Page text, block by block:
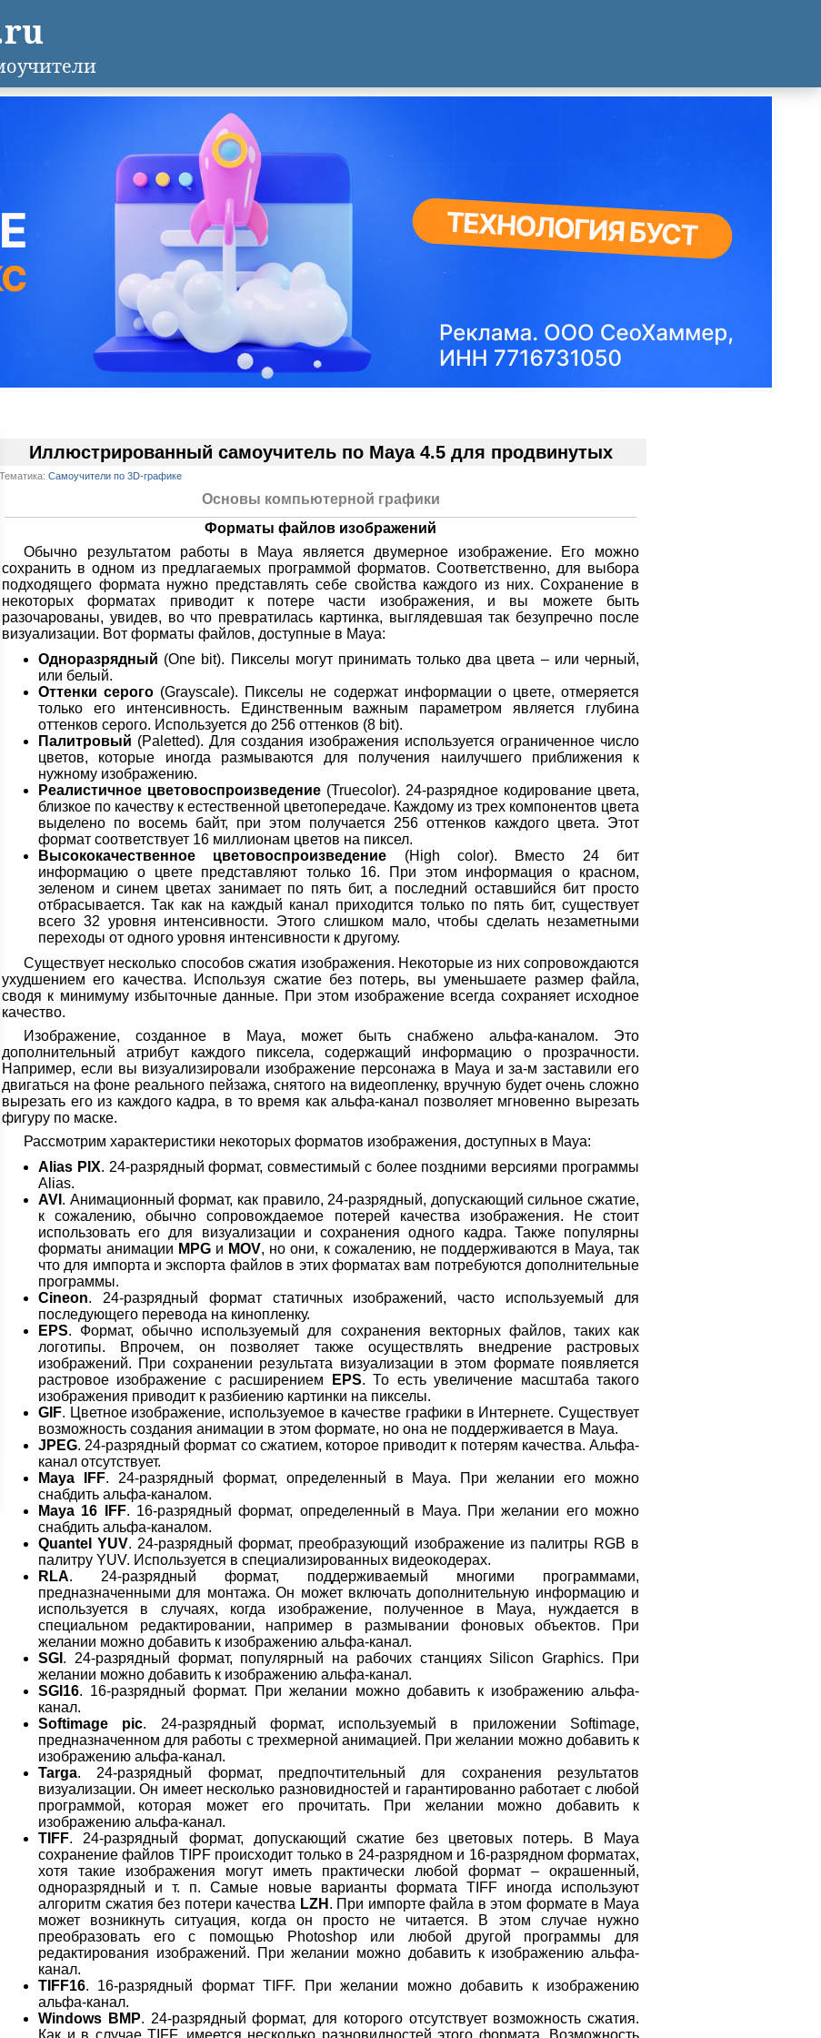
Иллюстрированный самоучитель по Maya 4.5 для продвинутых
Тематика: Самоучители по 3D-графике
Основы компьютерной графики
Форматы файлов изображений
Обычно результатом работы в Maya является двумерное изображение. Его можно
сохранить в одном из предлагаемых программой форматов. Соответственно, для выбора
подходящего формата нужно представлять себе свойства каждого из них. Сохранение в
некоторых форматах приводит к потере части изображения, и вы можете быть
разочарованы, увидев, во что превратилась картинка, выглядевшая так безупречно после
визуализации. Вот форматы файлов, доступные в Maya:
Одноразрядный (One bit). Пикселы могут принимать только два цвета – или черный,
или белый.
Оттенки серого (Grayscale). Пикселы не содержат информации о цвете, отмеряется
только его интенсивность. Единственным важным параметром является глубина
оттенков серого. Используется до 256 оттенков (8 bit).
Палитровый (Paletted). Для создания изображения используется ограниченное число
цветов, которые иногда размываются для получения наилучшего приближения к
нужному изображению.
Реалистичное цветовоспроизведение (Truecolor). 24-разрядное кодирование цвета,
близкое по качеству к естественной цветопередаче. Каждому из трех компонентов цвета
выделено по восемь байт, при этом получается 256 оттенков каждого цвета. Этот
формат соответствует 16 миллионам цветов на пиксел.
Высококачественное цветовоспроизведение (High color). Вместо 24 бит
информацию о цвете представляют только 16. При этом информация о красном,
зеленом и синем цветах занимает по пять бит, а последний оставшийся бит просто
отбрасывается. Так как на каждый канал приходится только по пять бит, существует
всего 32 уровня интенсивности. Этого слишком мало, чтобы сделать незаметными
переходы от одного уровня интенсивности к другому.
Существует несколько способов сжатия изображения. Некоторые из них сопровождаются
ухудшением его качества. Используя сжатие без потерь, вы уменьшаете размер файла,
сводя к минимуму избыточные данные. При этом изображение всегда сохраняет исходное
качество.
Изображение, созданное в Maya, может быть снабжено альфа-каналом. Это
дополнительный атрибут каждого пиксела, содержащий информацию о прозрачности.
Например, если вы визуализировали изображение персонажа в Maya и за-м заставили его
двигаться на фоне реального пейзажа, снятого на видеопленку, вручную будет очень сложно
вырезать его из каждого кадра, в то время как альфа-канал позволяет мгновенно вырезать
фигуру по маске.
Рассмотрим характеристики некоторых форматов изображения, доступных в Maya:
Alias PIX. 24-разрядный формат, совместимый с более поздними версиями программы
Alias.
AVI . Анимационный формат, как правило, 24-разрядный, допускающий сильное сжатие,
к сожалению, обычно сопровождаемое потерей качества изображения. Не стоит
использовать его для визуализации и сохранения одного кадра. Также популярны
форматы анимации MPG и MOV, но они, к сожалению, не поддерживаются в Maya, так
что для импорта и экспорта файлов в этих форматах вам потребуются дополнительные
программы.
Cineon. 24-разрядный формат статичных изображений, часто используемый для
последующего перевода на кинопленку.
EPS. Формат, обычно используемый для сохранения векторных файлов, таких как
логотипы. Впрочем, он позволяет также осуществлять внедрение растровых
изображений. При сохранении результата визуализации в этом формате появляется
растровое изображение с расширением
EPS. То есть увеличение масштаба такого
изображения приводит к разбиению картинки на пикселы.
GIF. Цветное изображение, используемое в качестве графики в Интернете. Существует
возможность создания анимации в этом формате, но она не поддерживается в Maya.
JPEG. 24-разрядный формат со сжатием, которое приводит к потерям качества. Альфа-
канал отсутствует.
Maya IFF. 24-разрядный формат, определенный в Maya. При желании его можно
снабдить альфа-каналом.
Maya 16 IFF. 16-разрядный формат, определенный в Maya. При желании его можно
снабдить альфа-каналом.
Quantel YUV. 24-разрядный формат, преобразующий изображение из палитры RGB в
палитру YUV. Используется в специализированных видеокодерах.
RLA. 24-разрядный формат, поддерживаемый многими программами,
предназначенными для монтажа. Он может включать дополнительную информацию и
используется в случаях, когда изображение, полученное в Maya, нуждается в
специальном редактировании, например в размывании фоновых объектов. При
желании можно добавить к изображению альфа-канал.
SGI . 24-разрядный формат, популярный на рабочих станциях Silicon Graphics. При
желании можно добавить к изображению альфа-канал.
SGI16. 16-разрядный формат. При желании можно добавить к изображению альфа-
канал.
Softimage pic. 24-разрядный формат, используемый в приложении Softimage,
предназначенном для работы с трехмерной анимацией. При желании можно добавить к
изображению альфа-канал.
Targa. 24-разрядный формат, предпочтительный для сохранения результатов
визуализации. Он имеет несколько разновидностей и гарантированно работает с любой
программой, которая может его прочитать. При желании можно добавить к
изображению альфа-канал.
TIFF. 24-разрядный формат, допускающий сжатие без цветовых потерь. В Maya
сохранение файлов TIPF происходит только в 24-разрядном и 16-разрядном форматах,
хотя такие изображения могут иметь практически любой формат – окрашенный,
одноразрядный и т. п. Самые новые варианты формата TIFF иногда используют
алгоритм сжатия без потери качества LZH . При импорте файла в этом формате в Maya
может возникнуть ситуация, когда он просто не читается. В этом случае нужно
преобразовать его с помощью Photoshop или любой другой программы для
редактирования изображений. При желании можно добавить к изображению альфа-
канал.
TIFF16. 16-разрядный формат TIFF. При желании можно добавить к изображению
альфа-канал.
Windows BMP. 24-разрядный формат, для которого отсутствует возможность сжатия.
Как и в случае TIFF, имеется несколько разновидностей этого формата. Возможность